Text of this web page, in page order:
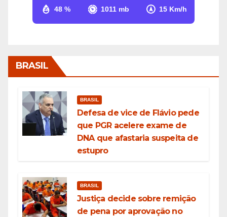
48 % 1011 mb 15 Km/h
BRASIL
BRASIL
Defesa de vice de Flávio pede
que PGR acelere exame de
DNA que afastaria suspeita de
estupro
BRASIL
Justiça decide sobre remição
de pena por aprovação no